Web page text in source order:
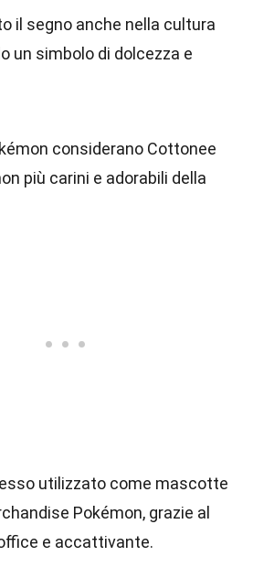
il segno anche nella cultura
un simbolo di dolcezza e
considerano Cottonee
più carini e adorabili della
utilizzato come mascotte
Pokémon, grazie al
e accattivante.